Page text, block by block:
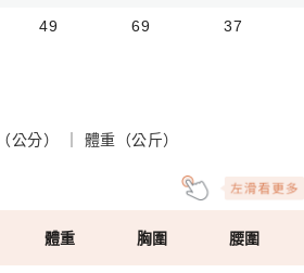
49 69 37
公分） ｜ 體重（公斤）
體重 胸圍 腰圍